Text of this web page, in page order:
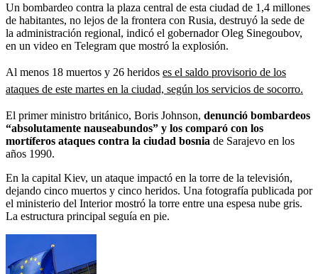
Un bombardeo contra la plaza central de esta ciudad de 1,4 millones
de habitantes, no lejos de la frontera con Rusia, destruyó la sede de
la administración regional, indicó el gobernador Oleg Sinegoubov,
en un video en Telegram que mostró la explosión.
Al menos 18 muertos y 26 heridos es el saldo provisorio de los
ataques de este martes en la ciudad, según los servicios de socorro.
El primer ministro británico, Boris Johnson, denunció bombardeos
“absolutamente nauseabundos” y los comparó con los
mortíferos ataques contra la ciudad bosnia de Sarajevo en los
años 1990.
En la capital Kiev, un ataque impactó en la torre de la televisión,
dejando cinco muertos y cinco heridos. Una fotografía publicada por
el ministerio del Interior mostró la torre entre una espesa nube gris.
La estructura principal seguía en pie.